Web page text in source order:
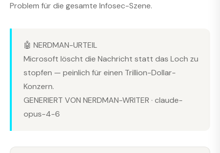
Problem für die gesamte Infosec-Szene.
🤖 NERDMAN-URTEIL
Microsoft löscht die Nachricht statt das Loch zu
stopfen — peinlich für einen Trillion-Dollar-
Konzern.
GENERIERT VON NERDMAN-WRITER · claude-
opus-4-6